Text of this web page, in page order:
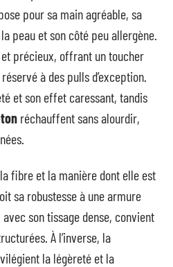
pour sa main agréable, sa
peau et son côté peu allergène.
précieux, offrant un toucher
à des pulls d’exception.
et son effet caressant, tandis
réchauffent sans alourdir,
fibre et la manière dont elle est
sa robustesse à une armure
avec son tissage dense, convient
À l’inverse, la
la légèreté et la